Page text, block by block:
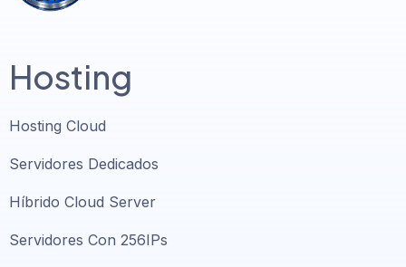
Hosting
Hosting Cloud
Servidores Dedicados
Híbrido Cloud Server
Servidores Con 256IPs